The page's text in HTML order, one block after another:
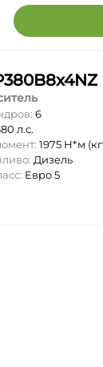
6
л.с.
1975 Н*м
Дизель
Евро 5